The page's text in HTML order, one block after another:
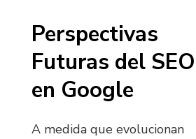
Perspectivas
Futuras del SEO
en Google
A medida que evolucionan